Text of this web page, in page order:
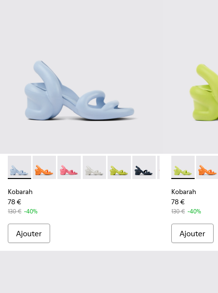
Kobarah - K100839-009 - Sandales unisexes bleu clair
Kobarah - K100839-034 - Sandales synthétiques
Kobarah - K100839-032 - Sandales
Kobarah - K100839-028 - Sandales
Kobarah - K100839-027 -
Kobarah - K100839-
Kobarah -Kobarah -
Kobarah
78 €
130 € -40%
Ajouter
Kobarah -
Kobarah
78 €
130 € -40%
Ajouter